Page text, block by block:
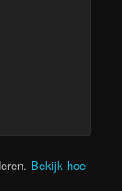
Bekijk hoe